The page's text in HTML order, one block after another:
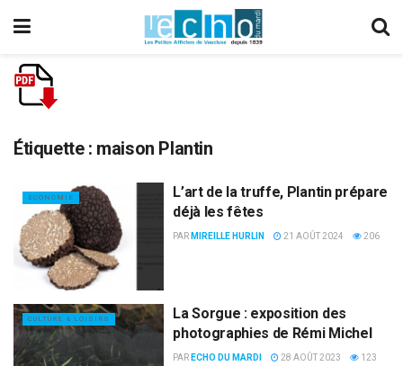
Étiquette : maison Plantin
ECONOMIE
L’art de la truffe, Plantin prépare
déjà les fêtes
PAR MIREILLE HURLIN 21 AOÛT 2024 206
CULTURE & LOISIRS
La Sorgue : exposition des
photographies de Rémi Michel
PAR ECHO DU MARDI 28 AOÛT 2023 123